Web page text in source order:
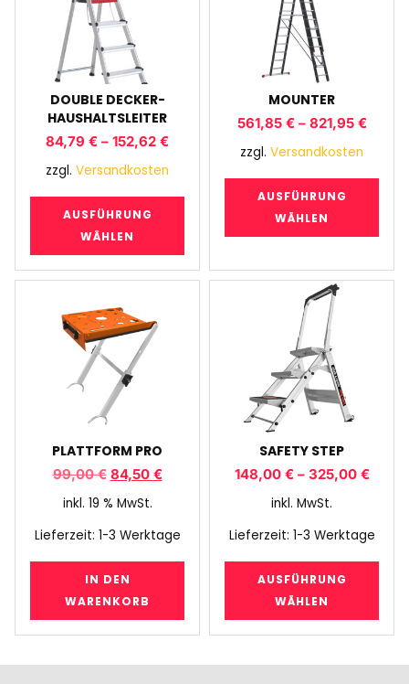
DOUBLE DECKER-
HAUSHALTSLEITER
84,79 € – 152,62 €
zzgl. Versandkosten
AUSFÜHRUNG
WÄHLEN
MOUNTER
561,85 €– 821,95 €
zzgl. Versandkosten
AUSFÜHRUNG
WÄHLEN
PLATTFORM PRO
99,00€ 84,50 €
inkl. 19 % MwSt.
Lieferzeit: 1-3 Werktage
IN DEN
WARENKORB
SAFETY STEP
148,00 €– 325,00 €
inkl. MwSt.
Lieferzeit: 1-3 Werktage
AUSFÜHRUNG
WÄHLEN